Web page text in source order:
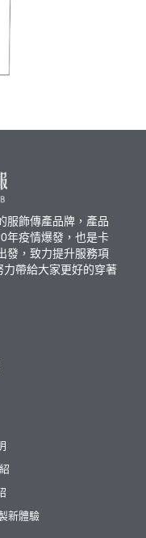
服飾傳產品牌，產品
年疫情爆發，也是卡
發，致力提升服務項
力帶給大家更好的穿著
新體驗